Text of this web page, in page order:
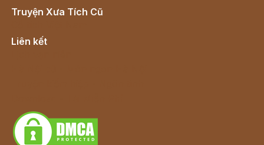
Truyện Xưa Tích Cũ
Liên kết